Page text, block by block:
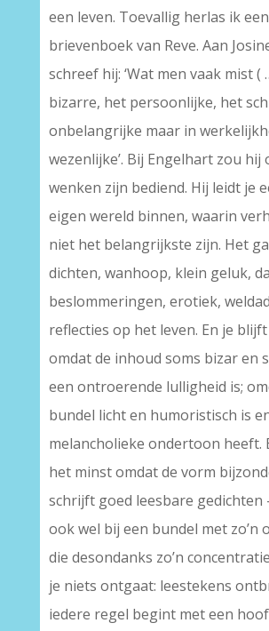
een leven. Toevallig herlas ik een
brievenboek van Reve. Aan
schreef hij: ‘Wat men vaak mist (
bizarre, het persoonlijke, het
onbelangrijke maar in
wezenlijke’. Bij Engelhart zou hij
wenken zijn bediend. Hij leidt je
eigen wereld binnen, waarin
niet het belangrijkste zijn. Het
dichten, wanhoop, klein geluk,
beslommeringen, erotiek,
reflecties op het leven. En je
omdat de inhoud soms bizar en
een ontroerende lulligheid is;
bundel licht en humoristisch is
melancholieke ondertoon heeft.
het minst omdat de vorm
schrijft goed leesbare gedichten
ook wel bij een bundel met zo’n
die desondanks zo’n
je niets ontgaat: leestekens
iedere regel begint met een